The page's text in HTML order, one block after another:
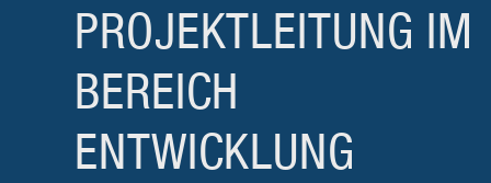
PROJEKTLEITUNG IM
BEREICH
ENTWICKLUNG